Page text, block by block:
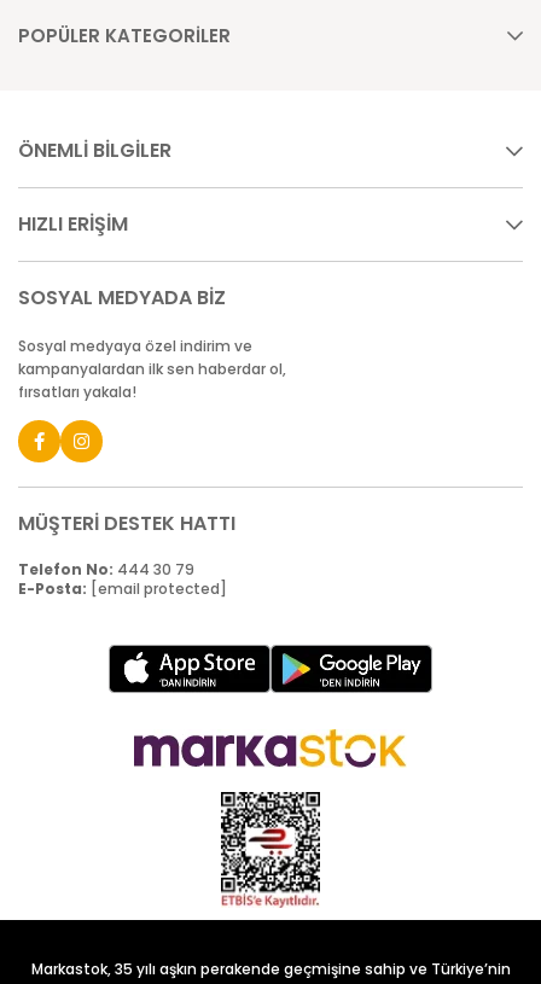
POPÜLER KATEGORİLER
ÖNEMLİ BİLGİLER
HIZLI ERİŞİM
SOSYAL MEDYADA BİZ
Sosyal medyaya özel indirim ve
kampanyalardan ilk sen haberdar ol,
fırsatları yakala!
MÜŞTERİ DESTEK HATTI
Telefon No: 444 30 79
E-Posta: [email protected]
Markastok, 35 yılı aşkın perakende geçmişine sahip ve Türkiye’nin